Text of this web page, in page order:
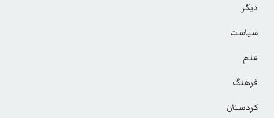
دیگر
سیاست
علم
فرهنگ
کردستان